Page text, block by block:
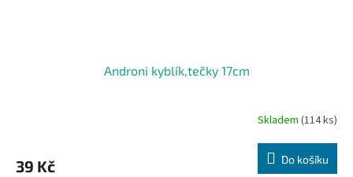
Androni kyblík,tečky 17cm
Skladem (114 ks)
39 Kč Do košíku